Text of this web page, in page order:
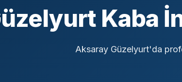
Kaba
Aksaray Güzelyurt'da